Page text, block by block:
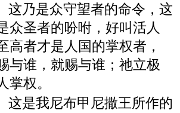
这乃是众守望者的命令，这
众圣者的吩咐，好叫活人
高者才是人国的掌权者，
与谁，就赐与谁；祂立极
掌权。
这是我尼布甲尼撒王所作的